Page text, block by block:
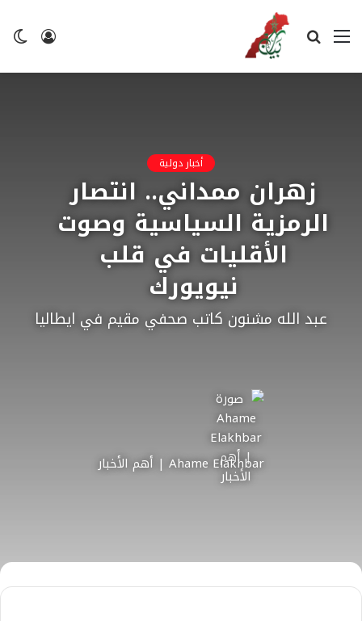
تسجيل
القائمة بحث
أخبار دولية
زهران ممداني.. انتصار
الرمزية السياسية وصوت
الأقليات في قلب
نيويورك
عبد الله مشنون كاتب صحفي مقيم في ايطاليا
Ahame Elakhbar | أهم الأخبار